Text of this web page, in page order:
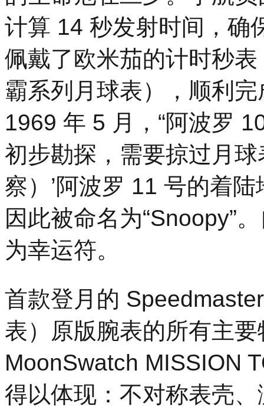
计算 14 秒发射时间，确
佩戴了欧米茄的计时秒
霸系列月球表），顺利
1969 年 5 月，“阿波罗
初步勘探，需要掠过月
察）’阿波罗 11 号的着
因此被命名为“Snoopy”
为幸运符。
首款登月的
表）原版腕表的所有主
MoonSwatch MISSION
得以体现：不对称表壳